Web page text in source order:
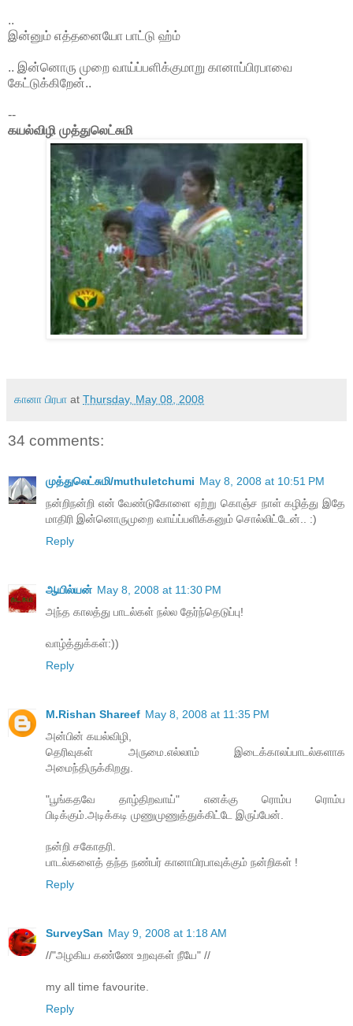
..
இன்னும் எத்தனையோ பாட்டு ஹ்ம்
.. இன்னொரு முறை வாய்ப்பளிக்குமாறு கானாப்பிரபாவை
கேட்டுக்கிறேன்..
--
கயல்விழி முத்துலெட்சுமி
கானா பிரபா at Thursday, May 08, 2008
34 comments:
முத்துலெட்சுமி/muthuletchumi May 8, 2008 at 10:51 PM
நன்றிநன்றி என் வேண்டுகோளை ஏற்று கொஞ்ச நாள் கழித்து இதே
மாதிரி இன்னொருமுறை வாய்ப்பளிக்கனும் சொல்லிட்டேன்.. :)
Reply
ஆயில்யன் May 8, 2008 at 11:30 PM
அந்த காலத்து பாடல்கள் நல்ல தேர்ந்தெடுப்பு!
வாழ்த்துக்கள்:))
Reply
M.Rishan Shareef May 8, 2008 at 11:35 PM
அன்பின் கயல்விழி,
தெரிவுகள் அருமை.எல்லாம் இடைக்காலப்பாடல்களாக
அமைந்திருக்கிறது.
"பூங்கதவே தாழ்திறவாய்" எனக்கு ரொம்ப ரொம்ப
பிடிக்கும்.அடிக்கடி முணுமுணுத்துக்கிட்டே இருப்பேன்.
நன்றி சகோதரி.
பாடல்களைத் தந்த நண்பர் கானாபிரபாவுக்கும் நன்றிகள் !
Reply
SurveySan May 9, 2008 at 1:18 AM
//"அழகிய கண்ணே உறவுகள் நீயே" //
my all time favourite.
Reply